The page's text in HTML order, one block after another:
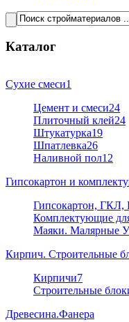
Каталог
Сухие смеси1
Цемент и смеси24
Плиточный клей24
Штукатурка19
Шпатлевка26
Наливной пол12
Гипсокартон и
Гипсокартон,
Комплектующие
Маяки. Малярные
Кирпич. Строительные
Кирпичи7
Строительные
Древесина.Фанера